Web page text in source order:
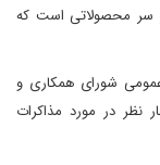
سر محصولاتی است که
شورای همکاری و
نظر در مورد مذاکرات